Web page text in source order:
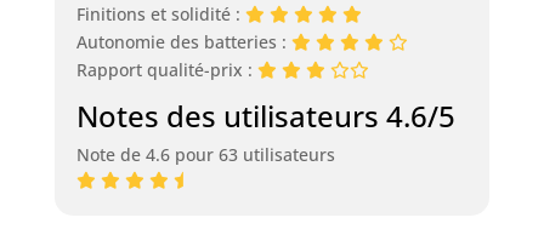
Finitions et solidité :
Autonomie des batteries :
Rapport qualité-prix :
Notes des utilisateurs 4.6/5
Note de 4.6 pour 63 utilisateurs